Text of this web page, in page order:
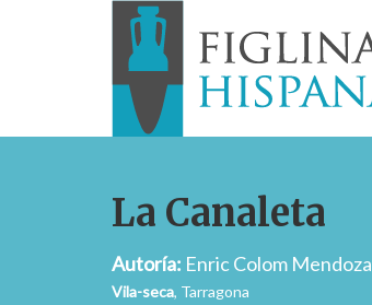
La Canaleta
Autoría: Enric Colom Mendoza
Vila-seca, Tarragona